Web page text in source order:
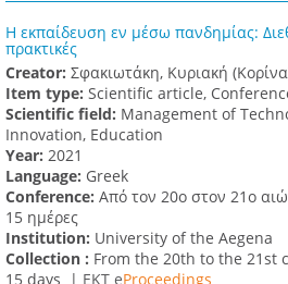
Η εκπαίδευση εν μέσω πανδημίας:
πρακτικές
Creator: Σφακιωτάκη, Κυριακή
Item type: Scientific article,
Scientific field: Management of
Innovation, Education
Υear: 2021
Language: Greek
Conference: Από τον 20ο στον 21ο
15 ημέρες
Institution: University of the Aegena
Collection : From the 20th to the 21st
15 days | ΕΚΤ eProceedings